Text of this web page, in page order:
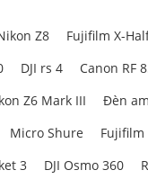
Z8
Fujifilm X-
DJI rs 4
Canon RF
Z6 Mark III
Đèn
Micro Shure
Fujifilm
3 DJI Osmo 360